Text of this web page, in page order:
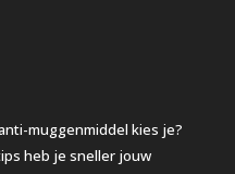
muggenmiddel kies je?
heb je sneller jouw